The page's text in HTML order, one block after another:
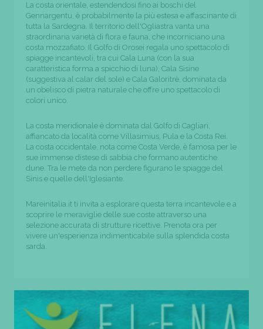
La costa orientale, estendendosi fino ai boschi del
Gennargentu, è probabilmente la più estesa e affascinante di
tutta la Sardegna. Il territorio dell'Ogliastra vanta una
straordinaria varietà di flora e fauna, che incorniciano una
costa mozzafiato. Il Golfo di Orosei regala uno spettacolo di
spiagge incantevoli, tra cui Cala Luna (con la sua
caratteristica forma a spicchio di luna), Cala Sisine
(suggestiva al calar del sole) e Cala Galoritrè, dominata da
un obelisco di pietra naturale che offre uno spettacolo di
colori unico.
La costa meridionale è dominata dal Golfo di Cagliari,
affiancato da località come Villasimius, Pula e la Costa Rei.
La costa occidentale, nota come Costa Verde, è famosa per le
sue immense distese di sabbia che formano autentiche
dune. Tra le mete da non perdere figurano le spiagge del
Sinis e quelle dell'Iglesiante.
Mareinitalia.it ti invita a esplorare questa terra incantevole e a
scoprire le meraviglie delle sue coste attraverso una
selezione accurata di strutture ricettive. Prenota ora per
vivere un'esperienza indimenticabile sulla splendida costa
sarda.